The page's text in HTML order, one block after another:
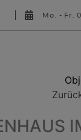
Mo. - Fr.